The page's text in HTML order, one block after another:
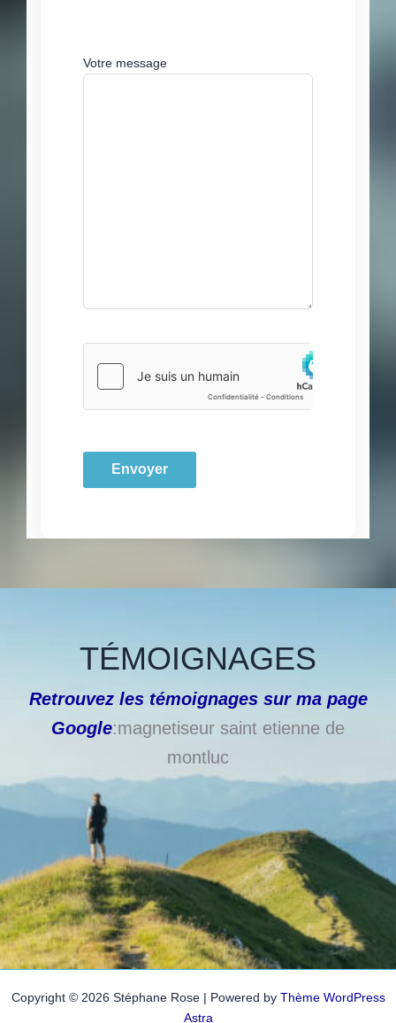
Votre message
TÉMOIGNAGES
Retrouvez les témoignages sur ma page
Google:magnetiseur saint etienne de
montluc
Copyright © 2026 Stéphane Rose | Powered by Thème WordPress
Astra